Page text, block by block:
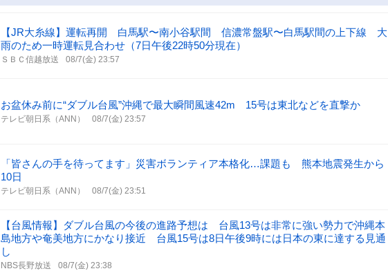
【JR大糸線】運転再開 白馬駅〜南小谷駅間 信濃常盤駅〜白馬駅間の上下線 大
雨のため一時運転見合わせ（7日午後22時50分現在）
ＳＢＣ信越放送 08/7(金) 23:57
お盆休み前に“ダブル台風”沖縄で最大瞬間風速42m 15号は東北などを直撃か
テレビ朝日系（ANN） 08/7(金) 23:57
「皆さんの手を待ってます」災害ボランティア本格化…課題も 熊本地震発生から
10日
テレビ朝日系（ANN） 08/7(金) 23:51
【台風情報】ダブル台風の今後の進路予想は 台風13号は非常に強い勢力で沖縄本
島地方や奄美地方にかなり接近 台風15号は8日午後9時には日本の東に達する見通
し
NBS長野放送 08/7(金) 23:38